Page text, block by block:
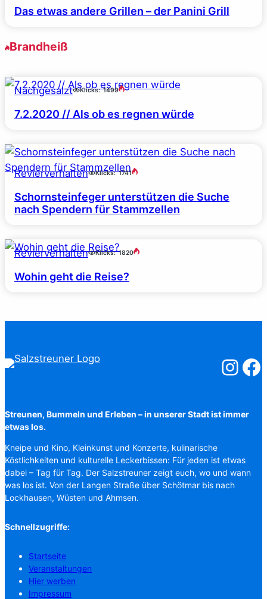
Das etwas andere Grillen – der Panini Grill
Brandheiß
Nachgesalzt Klicks: 1499
7.2.2020 // Als ob es regnen würde
Revierverhalten Klicks: 1741
Schornsteinfeger unterstützen die Suche
nach Spendern für Stammzellen
Revierverhalten Klicks: 1820
Wohin geht die Reise?
Streunen, Bummeln und Erleben – in unserer Stadt ist immer
etwas los.
Kneipe und Kino, Kleinkunst und Konzerte, kulinarische
Köstlichkeiten und kulturelle Leckerbissen: Für jeden ist etwas
dabei – Tag für Tag. Der Salzstreuner zeigt euch, wo und wann
was los ist. Von der Langen Straße über Schötmar bis nach
Lockhausen, Wüsten und Ahmsen.
Schnellzugriffe:
Startseite
Veranstaltungen
Hier werben
Impressum